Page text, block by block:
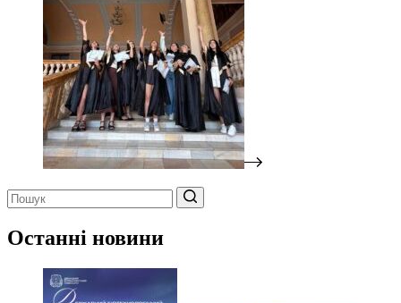
результатів
Останні новини